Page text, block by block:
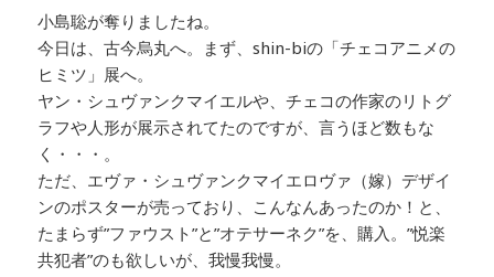
小島聡が奪りましたね。
今日は、古今烏丸へ。まず、shin-biの「チェコアニメの
ヒミツ」展へ。
ヤン・シュヴァンクマイエルや、チェコの作家のリトグ
ラフや人形が展示されてたのですが、言うほど数もな
く・・・。
ただ、エヴァ・シュヴァンクマイエロヴァ（嫁）デザイ
ンのポスターが売っており、こんなんあったのか！と、
たまらず”ファウスト”と”オテサーネク”を、購入。”悦楽
共犯者”のも欲しいが、我慢我慢。